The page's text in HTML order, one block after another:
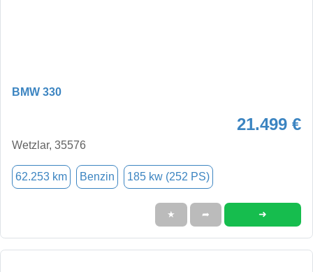
BMW 330
21.499 €
Wetzlar, 35576
62.253 km Benzin 185 kw (252 PS)
★ ➦ ➜